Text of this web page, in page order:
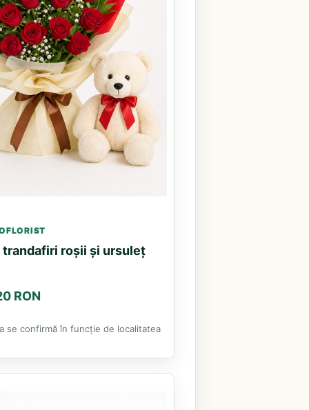
roșii și ursuleț
RON
se confirmă în funcție de localitatea